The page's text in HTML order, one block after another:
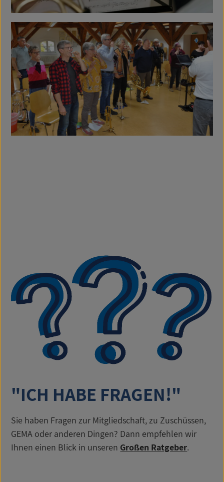
"ICH HABE FRAGEN!"
Sie haben Fragen zur Mitgliedschaft, zu Zuschüssen,
GEMA oder anderen Dingen? Dann empfehlen wir
Ihnen einen Blick in unseren Großen Ratgeber.